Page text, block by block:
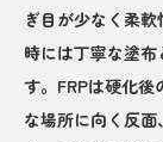
ぎ目が少なく柔
時には丁寧な塗
す。FRPは硬化後
な場所に向く反